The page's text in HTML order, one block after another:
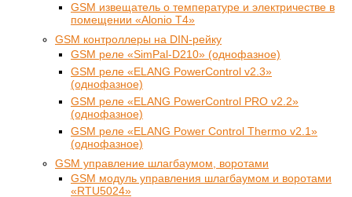
GSM извещатель о температуре и электричестве в
помещении «Alonio T4»
GSM контроллеры на DIN-рейку
GSM реле «SimPal-D210» (однофазное)
GSM реле «ELANG PowerControl v2.3»
(однофазное)
GSM реле «ELANG PowerControl PRO v2.2»
(однофазное)
GSM реле «ELANG Power Control Thermo v2.1»
(однофазное)
GSM управление шлагбаумом, воротами
GSM модуль управления шлагбаумом и воротами
«RTU5024»